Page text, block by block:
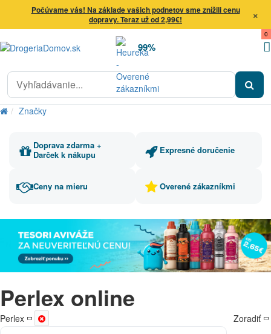
Počúvame vás! Na základe vašich podnetov sme znížili cenu
dopravy. Teraz už od 2,99€!
×
99%
0
Značky
Doprava zdarma +
Darček k nákupu
Expresné doručenie
Ceny na mieru Overené zákazníkmi
Perlex online
Perlex Zoradiť